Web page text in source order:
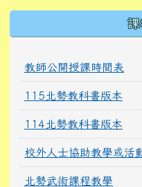
課
教師公開授課時間表
115北勢教科書版本
114北勢教科書版本
校外人士協助教學或活
北勢武術課程教學